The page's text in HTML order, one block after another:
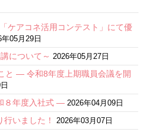
ケアコネ活用コンテスト」にて優
年05月29日
について～ 2026年05月27日
と ― 令和8年度上期職員会議を開
８年度入社式 ― 2026年04月09日
いました！ 2026年03月07日